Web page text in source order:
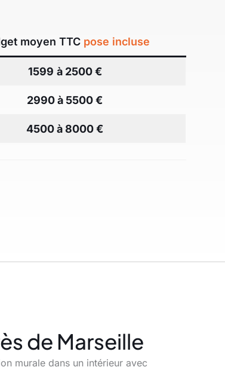
moyen TTC pose incluse
1599 à 2500 €
2990 à 5500 €
4500 à 8000 €
de Marseille